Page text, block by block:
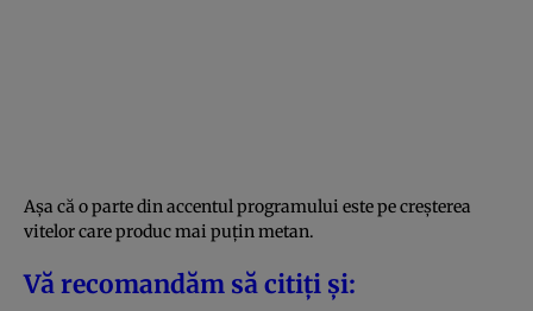
Așa că o parte din accentul programului este pe creșterea
vitelor care produc mai puțin metan.
Vă recomandăm să citiți și: